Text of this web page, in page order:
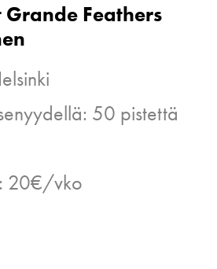
Feathers
50 pistettä
20€/vko